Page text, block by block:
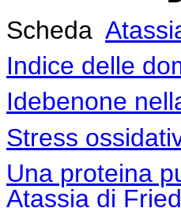
Scheda
Indice delle
Idebenone
Stress
Una proteina
Atassia di